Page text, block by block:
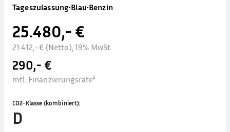
Tageszulassung•Blau•Benzin
25.480,- €
21.412,- € (Netto), 19% MwSt.
290,- €
mtl. Finanzierungsrate²
CO2-Klasse (kombiniert):
D